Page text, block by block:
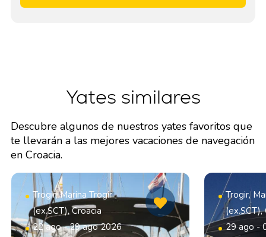
Yates similares
Descubre algunos de nuestros yates favoritos que
te llevarán a las mejores vacaciones de navegación
en Croacia.
Trogir, Marina Trogir
(ex.SCT), Croacia
22 ago - 29 ago 2026
Trogir,
(ex.SCT),
29 ago -